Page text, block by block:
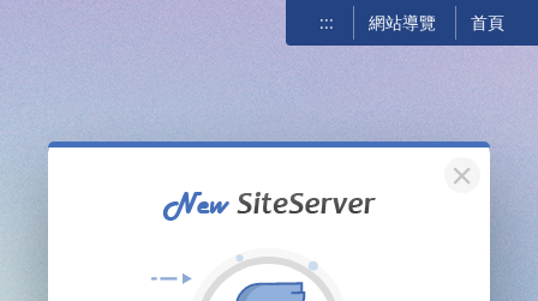
::: 網站導覽 首頁
關閉